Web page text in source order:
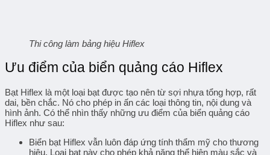
Thi công làm bảng hiệu Hiflex
Ưu điểm của biển quảng cáo Hiflex
Bạt Hiflex là một loại bạt được tạo nên từ sợi nhựa tổng hợp, rất
dai, bền chắc. Nó cho phép in ấn các loại thông tin, nội dung và
hình ảnh. Có thể nhìn thấy những ưu điểm của biển quảng cáo
Hiflex như sau:
Biển bạt Hiflex vẫn luôn đáp ứng tính thẩm mỹ cho thương
hiệu. Loại bạt này cho phép khả năng thể hiện màu sắc và